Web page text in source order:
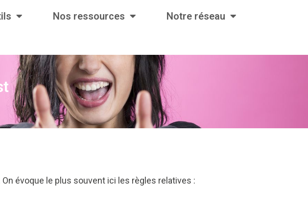
Nos ressources
Notre réseau
évoque le plus souvent ici les règles relatives :